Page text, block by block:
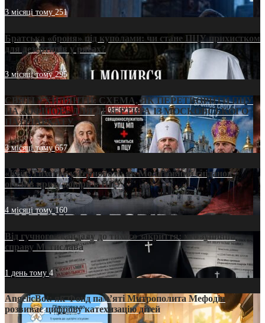
3 місяці тому251
Братська «броня» під куполами: чи стане ПЦУ прихистком
для дезертирів у рясах?
3 місяці тому295
СВЯТІ УХИЛЯНТИ: СХЕМА, ЯК ПЕРЕТВОРИТИ ПЦУ
НА «ОФШОР» ДЛЯ ДЕЗЕРТИРА ІЗ МОСКОВСЬКОГО
ПАТРІАРХАТУ
3 місяці тому657
«Кейс Тихона» у Тернополі: як Молитовний сніданок
оголив кризу довіри в ПЦУ
4 місяці тому160
Від гучного скандалу до тихого закриття: хто зупинив
справу Мстислава
1 день тому4
AngelicBot: як Фонд пам’яті Митрополита Мефодія
розвиває цифрову катехизацію дітей